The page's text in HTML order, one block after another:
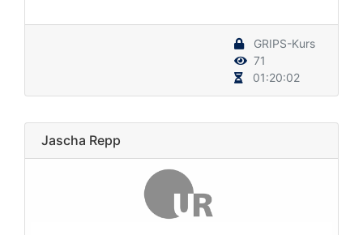
GRIPS-Kurs
71
01:20:02
Jascha Repp